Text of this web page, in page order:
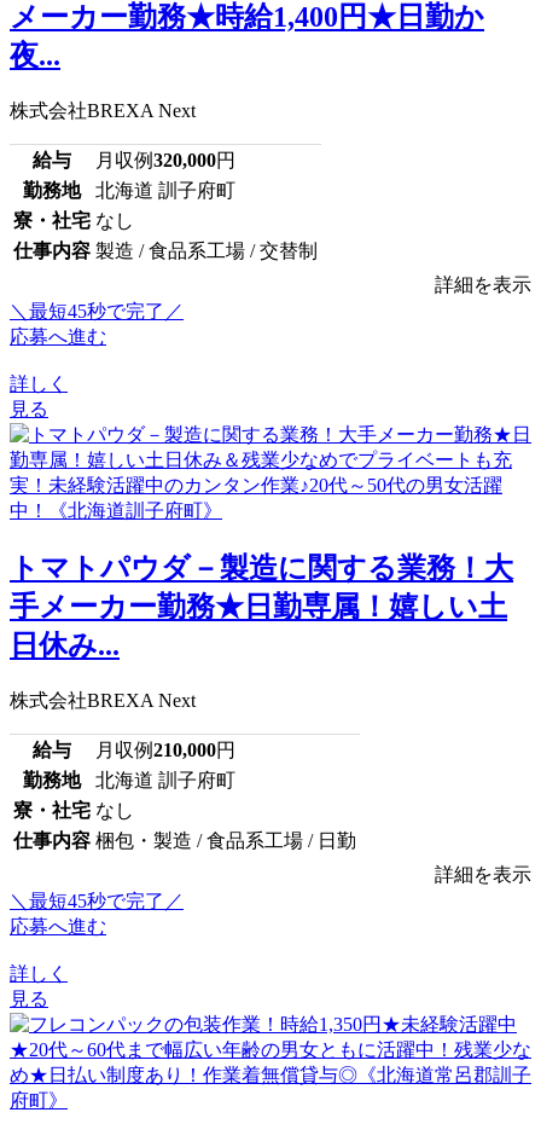
メーカー勤務★時給1,400円★日勤か
夜...
株式会社BREXA Next
給与 月収例320,000円
勤務地
北海道 訓子府町
寮・社宅 なし
仕事内容 製造 / 食品系工場 / 交替制
詳細を表示
＼最短45秒で完了／
応募へ進む
詳しく
見る
トマトパウダ－製造に関する業務！大
手メーカー勤務★日勤専属！嬉しい土
日休み...
株式会社BREXA Next
給与 月収例210,000円
勤務地
北海道 訓子府町
寮・社宅 なし
仕事内容 梱包・製造 / 食品系工場 / 日勤
詳細を表示
＼最短45秒で完了／
応募へ進む
詳しく
見る